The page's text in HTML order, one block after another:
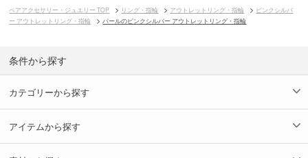
ペアアクセサリー・ジュエリー TOP リング・指輪 アウトレットリング・指輪
ピンクシルバ
ー アウトレットリング・指輪
パールのピンクシルバー アウトレットリング・指輪
条件から探す
カテゴリーから探す
アイテムから探す